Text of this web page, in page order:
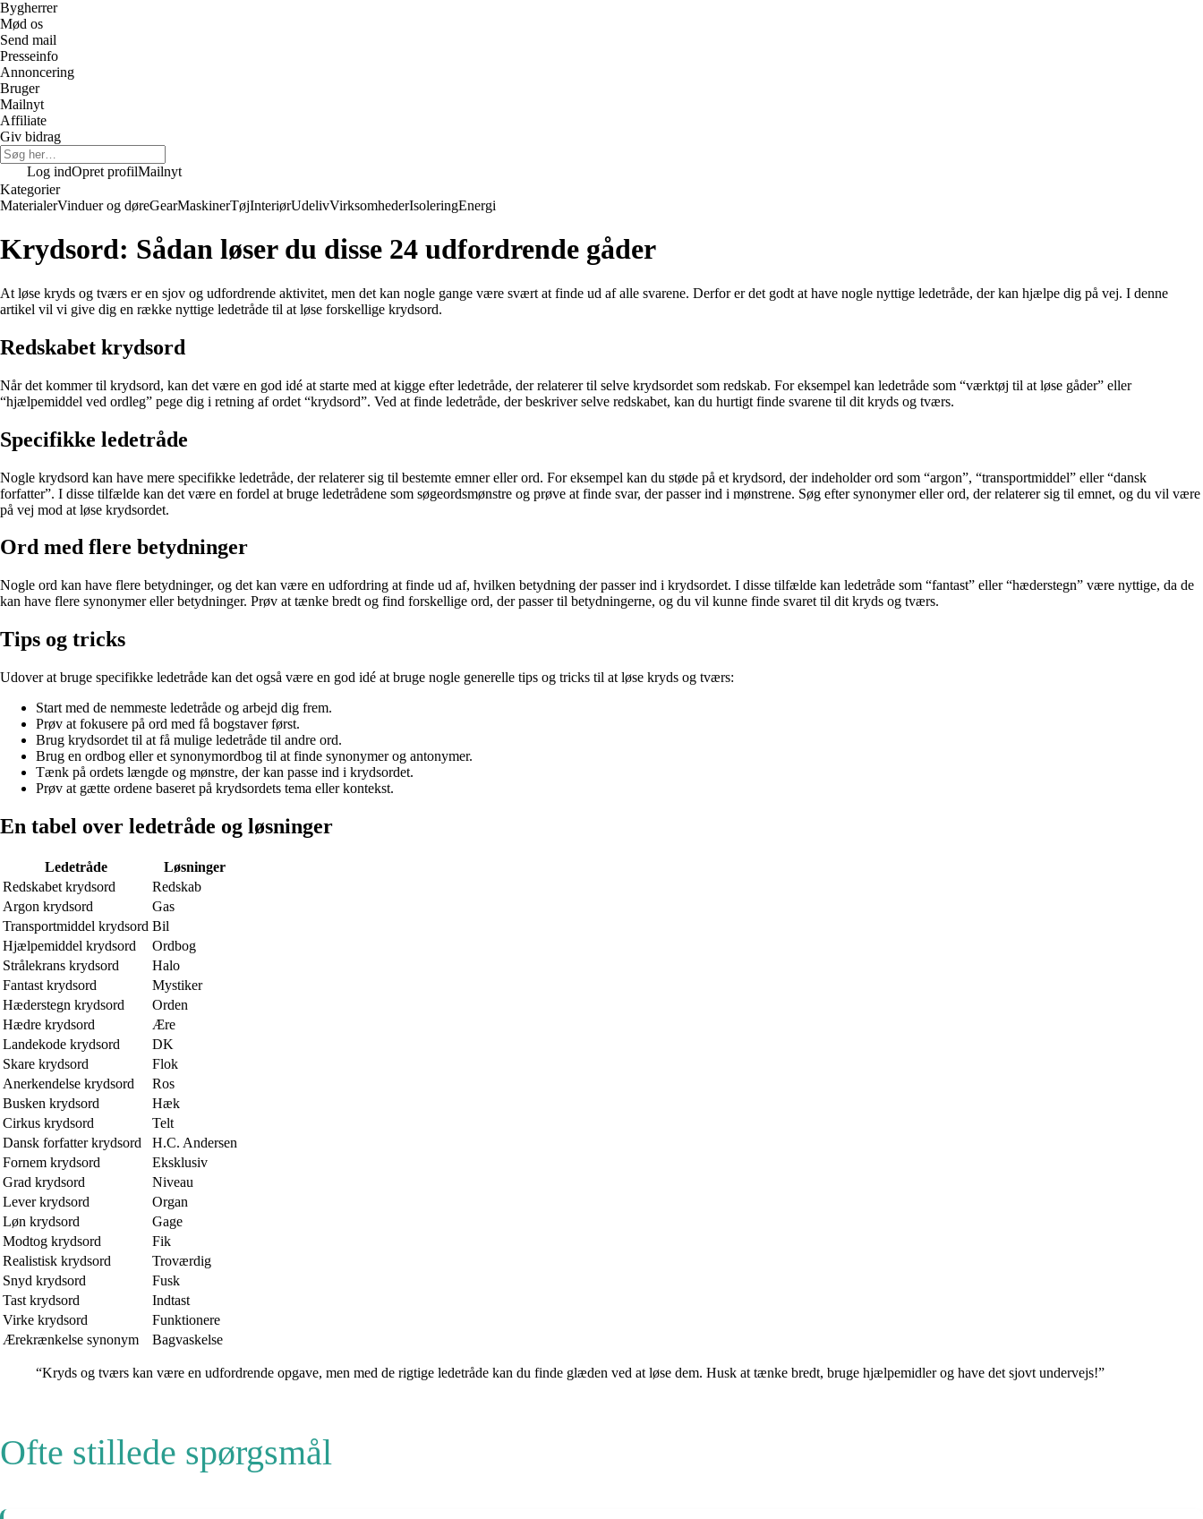
Bygherrer
Mød os
Send mail
Presseinfo
Annoncering
Bruger
Mailnyt
Affiliate
Giv bidrag
Log indOpret profilMailnyt
Kategorier
MaterialerVinduer og døreGearMaskinerTøjInteriørUdelivVirksomhederIsoleringEnergi
Krydsord: Sådan løser du disse 24 udfordrende gåder
At løse kryds og tværs er en sjov og udfordrende aktivitet, men det kan nogle gange være svært at finde ud af alle svarene. Derfor er det godt at have nogle nyttige ledetråde, der kan hjælpe dig på vej. I denne
artikel vil vi give dig en række nyttige ledetråde til at løse forskellige krydsord.
Redskabet krydsord
Når det kommer til krydsord, kan det være en god idé at starte med at kigge efter ledetråde, der relaterer til selve krydsordet som redskab. For eksempel kan ledetråde som “værktøj til at løse gåder” eller
“hjælpemiddel ved ordleg” pege dig i retning af ordet “krydsord”. Ved at finde ledetråde, der beskriver selve redskabet, kan du hurtigt finde svarene til dit kryds og tværs.
Specifikke ledetråde
Nogle krydsord kan have mere specifikke ledetråde, der relaterer sig til bestemte emner eller ord. For eksempel kan du støde på et krydsord, der indeholder ord som “argon”, “transportmiddel” eller “dansk
forfatter”. I disse tilfælde kan det være en fordel at bruge ledetrådene som søgeordsmønstre og prøve at finde svar, der passer ind i mønstrene. Søg efter synonymer eller ord, der relaterer sig til emnet, og du vil være
på vej mod at løse krydsordet.
Ord med flere betydninger
Nogle ord kan have flere betydninger, og det kan være en udfordring at finde ud af, hvilken betydning der passer ind i krydsordet. I disse tilfælde kan ledetråde som “fantast” eller “hæderstegn” være nyttige, da de
kan have flere synonymer eller betydninger. Prøv at tænke bredt og find forskellige ord, der passer til betydningerne, og du vil kunne finde svaret til dit kryds og tværs.
Tips og tricks
Udover at bruge specifikke ledetråde kan det også være en god idé at bruge nogle generelle tips og tricks til at løse kryds og tværs:
Start med de nemmeste ledetråde og arbejd dig frem.
Prøv at fokusere på ord med få bogstaver først.
Brug krydsordet til at få mulige ledetråde til andre ord.
Brug en ordbog eller et synonymordbog til at finde synonymer og antonymer.
Tænk på ordets længde og mønstre, der kan passe ind i krydsordet.
Prøv at gætte ordene baseret på krydsordets tema eller kontekst.
En tabel over ledetråde og løsninger
Ledetråde
Løsninger
Redskabet krydsord
Redskab
Argon krydsord
Gas
Transportmiddel krydsord Bil
Hjælpemiddel krydsord
Ordbog
Strålekrans krydsord
Halo
Fantast krydsord
Mystiker
Hæderstegn krydsord
Orden
Hædre krydsord
Ære
Landekode krydsord
DK
Skare krydsord
Flok
Anerkendelse krydsord
Ros
Busken krydsord
Hæk
Cirkus krydsord
Telt
Dansk forfatter krydsord
H.C. Andersen
Fornem krydsord
Eksklusiv
Grad krydsord
Niveau
Lever krydsord
Organ
Løn krydsord
Gage
Modtog krydsord
Fik
Realistisk krydsord
Troværdig
Snyd krydsord
Fusk
Tast krydsord
Indtast
Virke krydsord
Funktionere
Ærekrænkelse synonym
Bagvaskelse
“Kryds og tværs kan være en udfordrende opgave, men med de rigtige ledetråde kan du finde glæden ved at løse dem. Husk at tænke bredt, bruge hjælpemidler og have det sjovt undervejs!”
Ofte stillede spørgsmål